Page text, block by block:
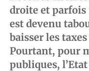
droite et parfois
est devenu
baisser les
Pourtant, pour
publiques,